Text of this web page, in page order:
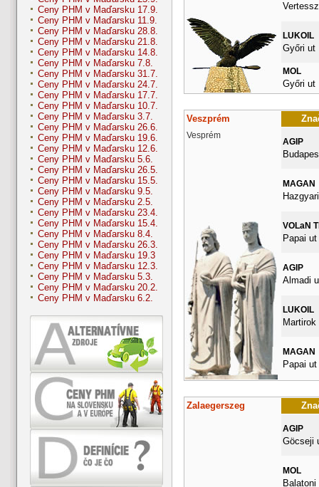
Ceny PHM v Maďarsku 17.9.
Ceny PHM v Maďarsku 11.9.
Ceny PHM v Maďarsku 28.8.
Ceny PHM v Maďarsku 21.8.
Ceny PHM v Maďarsku 14.8.
Ceny PHM v Maďarsku 7.8.
Ceny PHM v Maďarsku 31.7.
Ceny PHM v Maďarsku 24.7.
Ceny PHM v Maďarsku 17.7.
Ceny PHM v Maďarsku 10.7.
Ceny PHM v Maďarsku 3.7.
Ceny PHM v Maďarsku 26.6.
Ceny PHM v Maďarsku 19.6.
Ceny PHM v Maďarsku 12.6.
Ceny PHM v Maďarsku 5.6.
Ceny PHM v Maďarsku 26.5.
Ceny PHM v Maďarsku 15.5.
Ceny PHM v Maďarsku 9.5.
Ceny PHM v Maďarsku 2.5.
Ceny PHM v Maďarsku 23.4.
Ceny PHM v Maďarsku 15.4.
Ceny PHM v Maďarsku 8.4.
Ceny PHM v Maďarsku 26.3.
Ceny PHM v Maďarsku 19.3
Ceny PHM v Maďarsku 12.3.
Ceny PHM v Maďarsku 5.3.
Ceny PHM v Maďarsku 20.2.
Ceny PHM v Maďarsku 6.2.
LUKOIL
Győri ut
MOL
Győri ut
Veszprém
Vesprém
AGIP
MAGAN
VOLaN
Papai ut
AGIP
Almadi
LUKOIL
MAGAN
Papai ut
Zalaegerszeg
AGIP
Göcseji
MOL
Balatoni